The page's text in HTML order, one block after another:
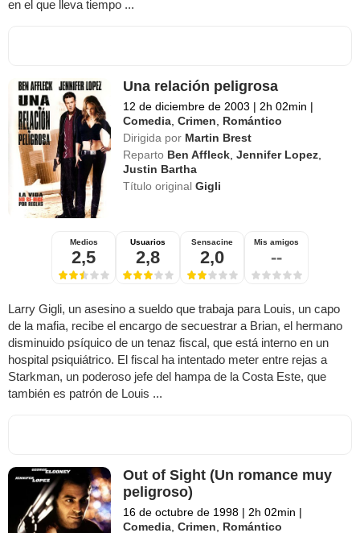
en el que lleva tiempo ...
Una relación peligrosa
12 de diciembre de 2003 | 2h 02min |
Comedia ,Crimen
Romántico
Dirigida por Martin Brest
Reparto Ben Affleck ,Jennifer Lopez
Justin Bartha
Título originalGigli
Medios
2,5
Usuarios
2,8
Sensacine
2,0
Mis amigos
--
Larry Gigli, un asesino a sueldo que trabaja para Louis, un capo
de la mafia, recibe el encargo de secuestrar a Brian, el hermano
disminuido psíquico de un tenaz fiscal, que está interno en un
hospital psiquiátrico. El fiscal ha intentado meter entre rejas a
Starkman, un poderoso jefe del hampa de la Costa Este, que
también es patrón de Louis ...
Out of Sight (Un romance muy
peligroso)
16 de octubre de 1998 | 2h 02min |
Comedia ,Crimen Romántico